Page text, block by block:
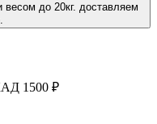
до 20кг. доставляем
1500 ₽